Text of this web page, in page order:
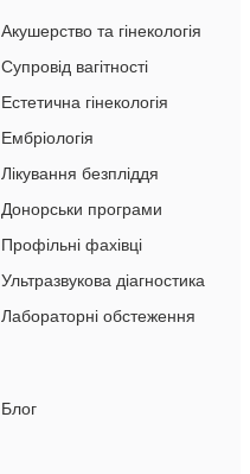
Акушерство та гінекологія
Супровід вагітності
Естетична гінекологія
Ембріологія
Лікування безпліддя
Донорськи програми
Профільні фахівці
Ультразвукова діагностика
Лабораторні обстеження
Блог